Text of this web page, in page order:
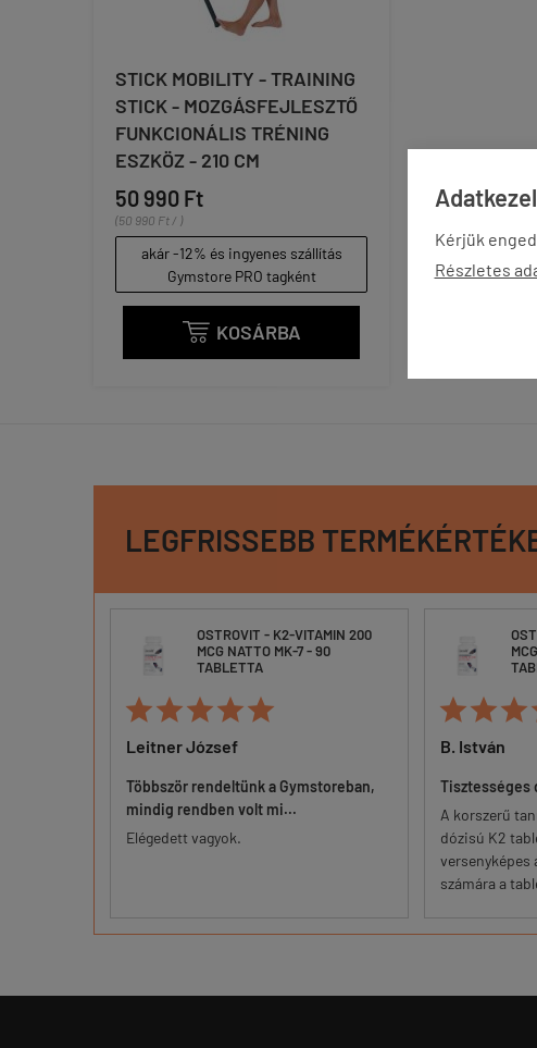
Kérjük
Részletes
STICK MOBILITY - TRAINING
STICK - MOZGÁSFEJLESZTŐ
FUNKCIONÁLIS TRÉNING
ESZKÖZ - 210 CM
50 990 Ft
(50 990 Ft / )
akár -12% és ingyenes szállítás
Gymstore PRO tagként
 KOSÁRBA
LEGFRISSEBB
OSTROVIT - K2-VITAMIN 200
MCG NATTO MK-7 - 90
TABLETTA

Leitner József
Többször rendeltünk a Gymstoreban,
mindig rendben volt mi...
Elégedett vagyok.

B. István
Tisztességes
A korszerű
dózisú K2
versenyképes
számára a